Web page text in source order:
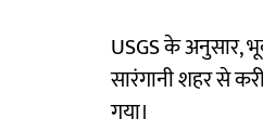
USGS के अनुसार,
सारंगानी शहर से
गया।